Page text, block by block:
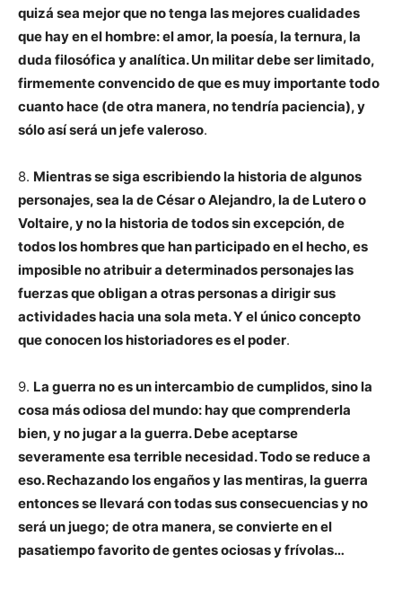
quizá sea mejor que no tenga las mejores cualidades
que hay en el hombre: el amor, la poesía, la ternura, la
duda filosófica y analítica. Un militar debe ser limitado,
firmemente convencido de que es muy importante todo
cuanto hace (de otra manera, no tendría paciencia), y
sólo así será un jefe valeroso.
8. Mientras se siga escribiendo la historia de algunos
personajes, sea la de César o Alejandro, la de Lutero o
Voltaire, y no la historia de todos sin excepción, de
todos los hombres que han participado en el hecho, es
imposible no atribuir a determinados personajes las
fuerzas que obligan a otras personas a dirigir sus
actividades hacia una sola meta. Y el único concepto
que conocen los historiadores es el poder.
9. La guerra no es un intercambio de cumplidos, sino la
cosa más odiosa del mundo: hay que comprenderla
bien, y no jugar a la guerra. Debe aceptarse
severamente esa terrible necesidad. Todo se reduce a
eso. Rechazando los engaños y las mentiras, la guerra
entonces se llevará con todas sus consecuencias y no
será un juego; de otra manera, se convierte en el
pasatiempo favorito de gentes ociosas y frívolas…